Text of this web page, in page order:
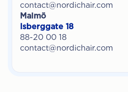
contact@nordichair.com
Malmö
Isberggate 18
88-20 00 18
contact@nordichair.com